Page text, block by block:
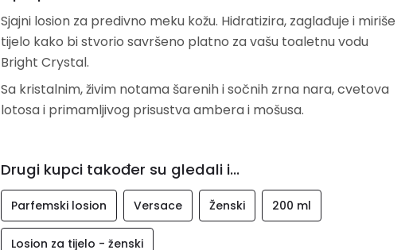
Sjajni losion za predivno meku kožu. Hidratizira, zaglađuje i miriše
tijelo kako bi stvorio savršeno platno za vašu toaletnu vodu
Bright Crystal.
Sa kristalnim, živim notama šarenih i sočnih zrna nara, cvetova
lotosa i primamljivog prisustva ambera i mošusa.
Drugi kupci također su gledali i...
Parfemski losion Versace Ženski 200 ml
Losion za tijelo - ženski